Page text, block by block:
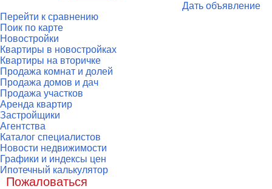
Дать объявление
Перейти к сравнению
Поик по карте
Новостройки
Квартиры в новостройках
Квартиры на вторичке
Продажа комнат и долей
Продажа домов и дач
Продажа участков
Аренда квартир
Застройщики
Агентства
Каталог специалистов
Новости недвижимости
Графики и индексы цен
Ипотечный калькулятор
Пожаловаться